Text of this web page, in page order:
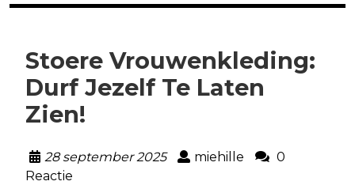
Stoere Vrouwenkleding:
Durf Jezelf Te Laten
Zien!
28 september 2025 miehille
0
Reactie